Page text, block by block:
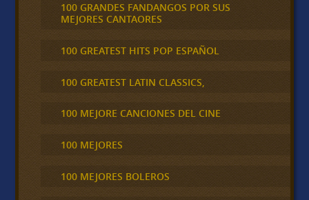
100 GRANDES FANDANGOS POR SUS
MEJORES CANTAORES
100 GREATEST HITS POP ESPAÑOL
100 GREATEST LATIN CLASSICS,
100 MEJORE CANCIONES DEL CINE
100 MEJORES
100 MEJORES BOLEROS